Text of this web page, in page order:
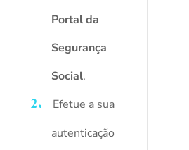
Portal da
Segurança
Social.
Efetue a sua
autenticação